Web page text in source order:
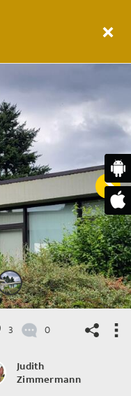
3 0
Judith
Zimmermann